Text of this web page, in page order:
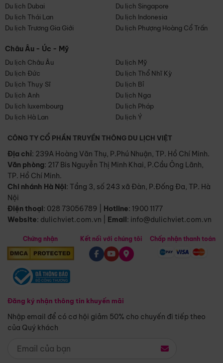
Du lịch Dubai
Du lịch Singapore
Du lịch Thái Lan
Du lịch Indonesia
Du lịch Trương Gia Giới
Du lịch Phượng Hoàng Cổ Trấn
Châu Âu - Úc - Mỹ
Du lịch Châu Âu
Du lịch Mỹ
Du lịch Đức
Du lịch Thổ Nhĩ Kỳ
Du lịch Thụy Sĩ
Du lịch Bỉ
Du lịch Anh
Du lịch Nga
Du lịch luxembourg
Du lịch Pháp
Du lịch Hà Lan
Du lịch Ý
CÔNG TY CỔ PHẦN TRUYỀN THÔNG DU LỊCH VIỆT
Địa chỉ: 239A Hoàng Văn Thụ, P.Phú Nhuận, TP. Hồ Chí Minh.
Văn phòng: 217 Bis Nguyễn Thị Minh Khai, P.Cầu Ông Lãnh,
TP. Hồ Chí Minh.
Chi nhánh Hà Nội: Tầng 3, số 243 xã Đàn, P.Đống Đa, TP. Hà
Nội
Điện thoại: 028 73056789 Hotline: 1900 1177
Website: dulichviet.com.vn Email: info@dulichviet.com.vn
Chứng nhận
Đăng ký nhận thông tin khuyến mãi
Nhập email để có cơ hội giảm 50% cho chuyến đi tiếp theo
của Quý khách
Kết nối với chúng tôi Chấp nhận thanh toán